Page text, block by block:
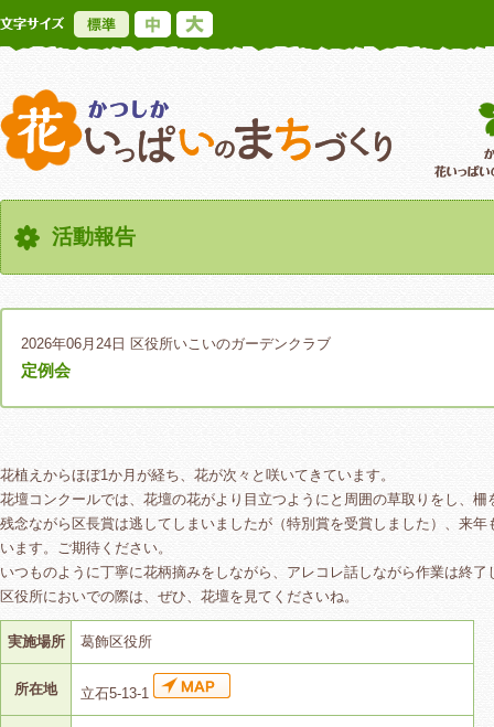
標準
かつしか花い
活動報告
2026年06月24日 区役所いこいのガーデンクラブ
定例会
花植えからほぼ1か月が経ち、花が次々と咲いてきています。
花壇コンクールでは、花壇の花がより目立つようにと周囲の草取りをし、
残念ながら区長賞は逃してしまいましたが（特別賞を受賞しました）、来
います。ご期待ください。
いつものように丁寧に花柄摘みをしながら、アレコレ話しながら作業は終了
区役所においでの際は、ぜひ、花壇を見てくださいね。
実施場所 葛飾区役所
所在地 立石5-13-1